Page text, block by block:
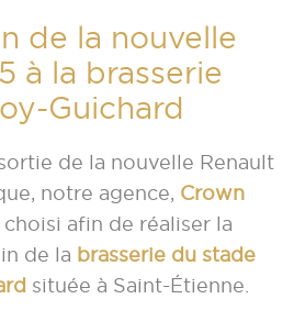
de la nouvelle
à la brasserie
Guichard
de la nouvelle Renault
notre agence, Crown
choisi afin de réaliser la
de la brasserie du stade
située à Saint-Étienne.